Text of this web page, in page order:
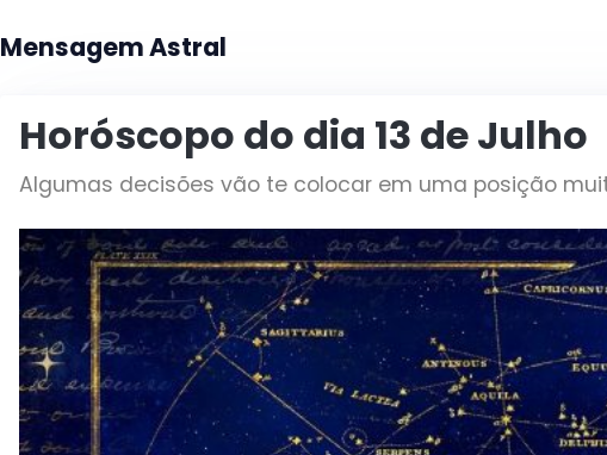
Mensagem Astral
Horóscopo do dia 13 de Julho
Algumas decisões vão te colocar em uma posição